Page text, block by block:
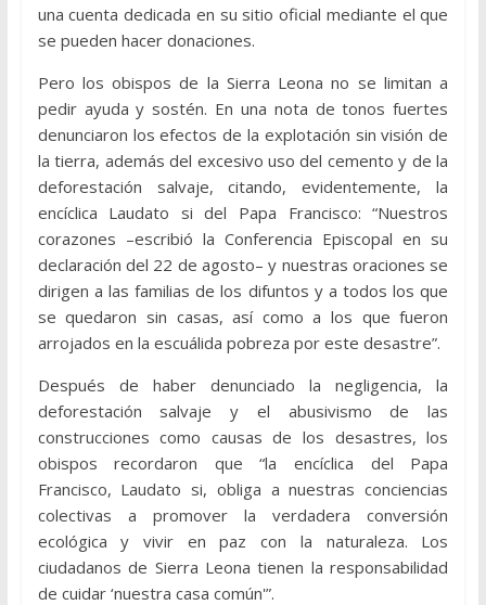
una cuenta dedicada en su sitio oficial mediante el que
se pueden hacer donaciones.
Pero los obispos de la Sierra Leona no se limitan a
pedir ayuda y sostén. En una nota de tonos fuertes
denunciaron los efectos de la explotación sin visión de
la tierra, además del excesivo uso del cemento y de la
deforestación salvaje, citando, evidentemente, la
encíclica Laudato si del Papa Francisco: “Nuestros
corazones –escribió la Conferencia Episcopal en su
declaración del 22 de agosto– y nuestras oraciones se
dirigen a las familias de los difuntos y a todos los que
se quedaron sin casas, así como a los que fueron
arrojados en la escuálida pobreza por este desastre”.
Después de haber denunciado la negligencia, la
deforestación salvaje y el abusivismo de las
construcciones como causas de los desastres, los
obispos recordaron que “la encíclica del Papa
Francisco, Laudato si, obliga a nuestras conciencias
colectivas a promover la verdadera conversión
ecológica y vivir en paz con la naturaleza. Los
ciudadanos de Sierra Leona tienen la responsabilidad
de cuidar ‘nuestra casa común'”.